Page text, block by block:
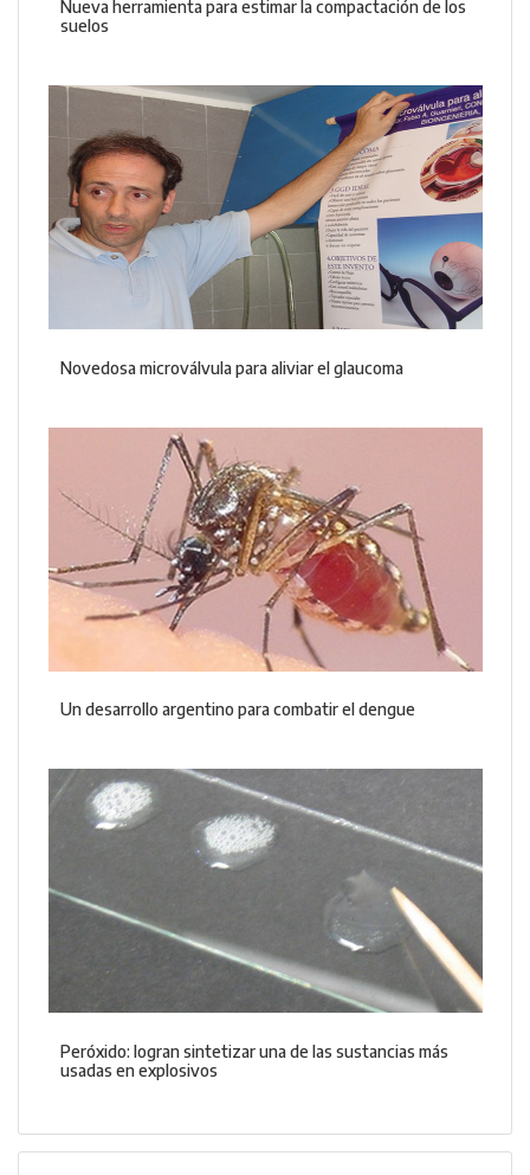
Nueva herramienta para estimar la compactación de los
suelos
Novedosa microválvula para aliviar el glaucoma
Un desarrollo argentino para combatir el dengue
Peróxido: logran sintetizar una de las sustancias más
usadas en explosivos